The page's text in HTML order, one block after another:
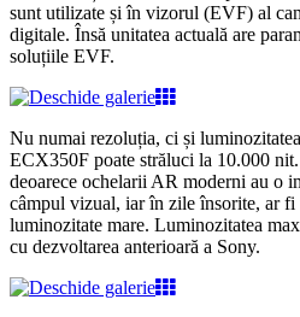
sunt utilizate și în vizorul (EVF) al
digitale. Însă unitatea actuală are
soluțiile EVF.
Nu numai rezoluția, ci și
ECX350F poate străluci la 10.000 nit.
deoarece ochelarii AR moderni au o
câmpul vizual, iar în zile însorite, ar fi
luminozitate mare. Luminozitatea
cu dezvoltarea anterioară a Sony.